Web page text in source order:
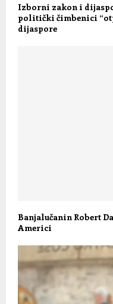
Izborni zakon i
politički čimbenici
dijaspore
Banjalučanin Robert
Americi